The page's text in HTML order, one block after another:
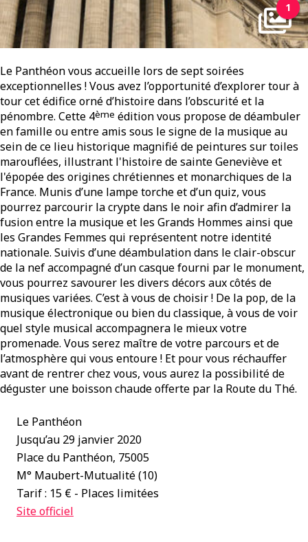
1
Le Panthéon vous accueille lors de sept soirées
exceptionnelles ! Vous avez l’opportunité d’explorer tour à
tour cet édifice orné d’histoire dans l’obscurité et la
pénombre. Cette 4ème édition vous propose de déambuler
en famille ou entre amis sous le signe de la musique au
sein de ce lieu historique magnifié de peintures sur toiles
marouflées, illustrant l'histoire de sainte Geneviève et
l'épopée des origines chrétiennes et monarchiques de la
France. Munis d’une lampe torche et d’un quiz, vous
pourrez parcourir la crypte dans le noir afin d’admirer la
fusion entre la musique et les Grands Hommes ainsi que
les Grandes Femmes qui représentent notre identité
nationale. Suivis d’une déambulation dans le clair-obscur
de la nef accompagné d’un casque fourni par le monument,
vous pourrez savourer les divers décors aux côtés de
musiques variées. C’est à vous de choisir ! De la pop, de la
musique électronique ou bien du classique, à vous de voir
quel style musical accompagnera le mieux votre
promenade. Vous serez maître de votre parcours et de
l’atmosphère qui vous entoure ! Et pour vous réchauffer
avant de rentrer chez vous, vous aurez la possibilité de
déguster une boisson chaude offerte par la Route du Thé.
Le Panthéon
Jusqu’au 29 janvier 2020
Place du Panthéon, 75005
M° Maubert-Mutualité (10)
Tarif : 15 € - Places limitées
Site officiel